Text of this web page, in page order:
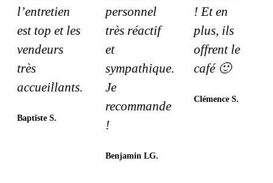
l’entretien
est top et les
vendeurs
très
accueillants.
Baptiste S.
personnel
très réactif
et
sympathique.
Je
recommande
!
Benjamin LG.
! Et en
plus, ils
offrent le
café 🙂
Clémence S.